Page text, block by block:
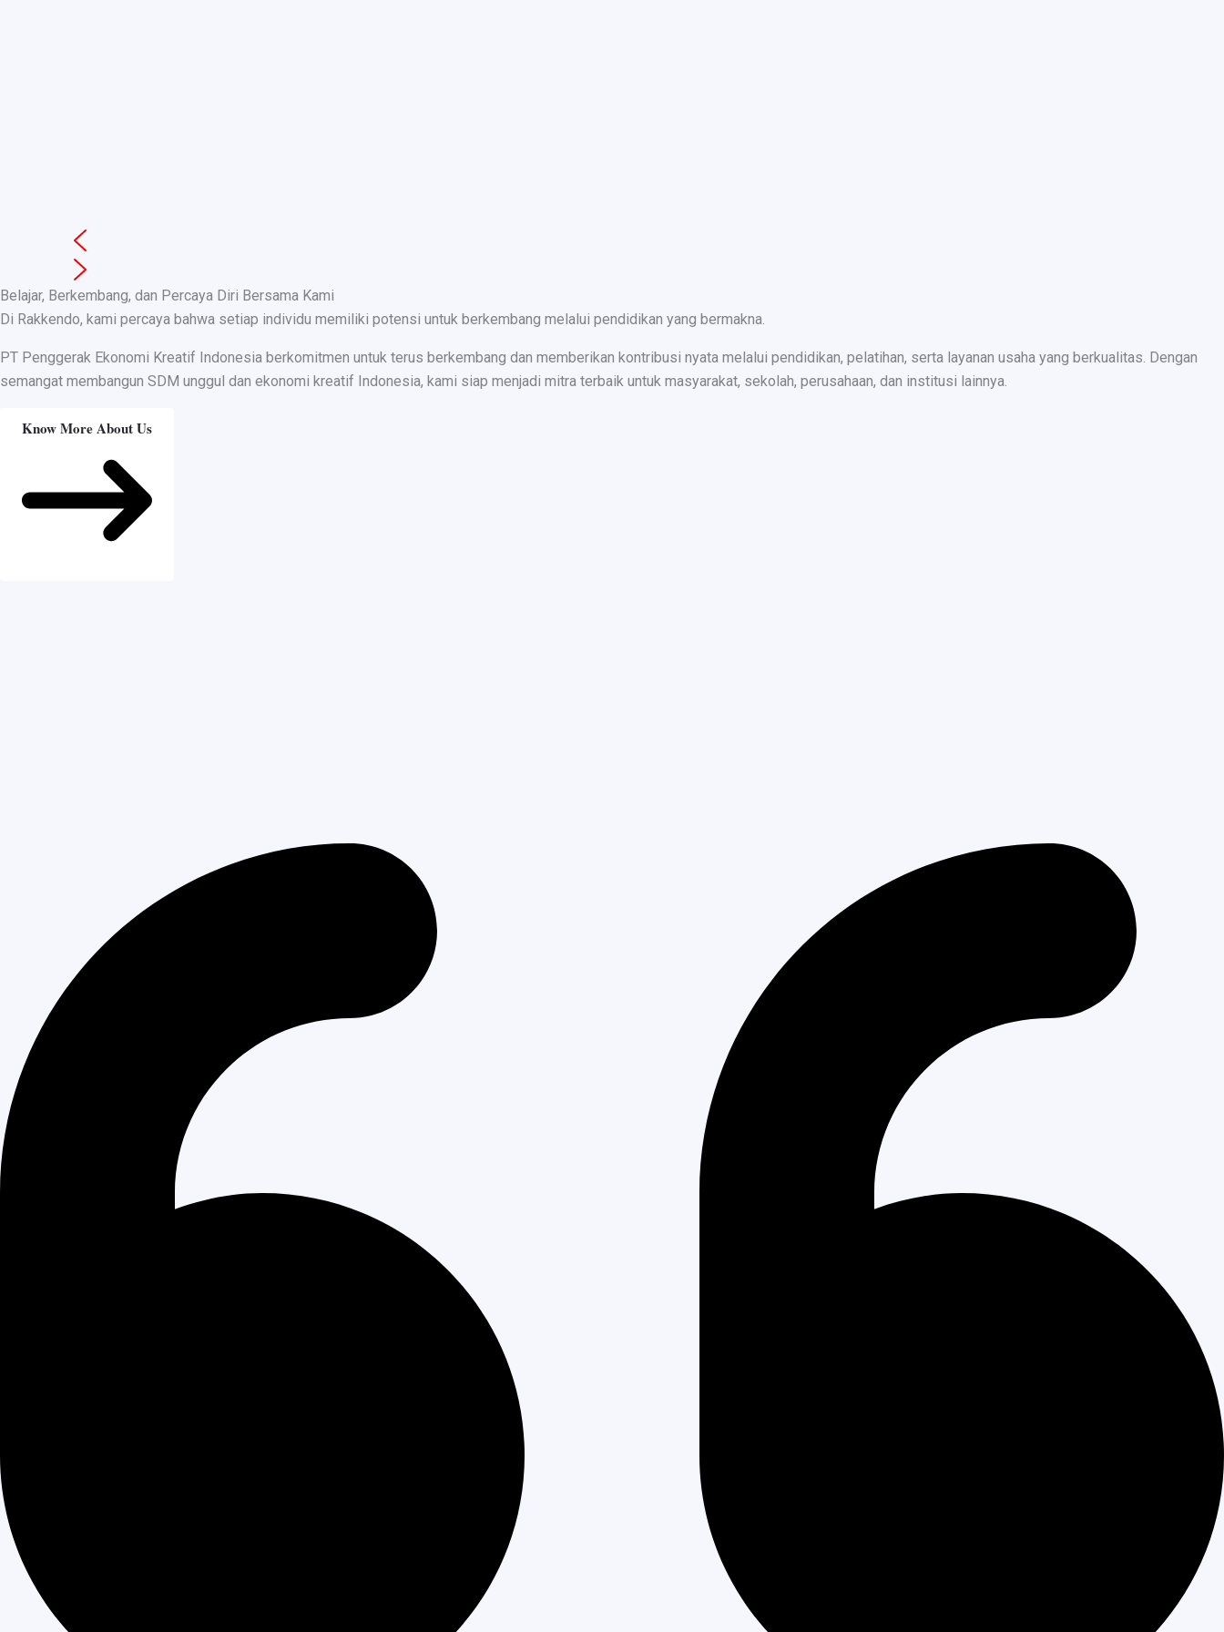
Belajar, Berkembang, dan Percaya Diri Bersama Kami
Di Rakkendo, kami percaya bahwa setiap individu memiliki potensi untuk berkembang melalui pendidikan yang bermakna.
PT Penggerak Ekonomi Kreatif Indonesia berkomitmen untuk terus berkembang dan memberikan kontribusi nyata melalui pendidikan, pelatihan, serta layanan usaha yang berkualitas. Dengan
semangat membangun SDM unggul dan ekonomi kreatif Indonesia, kami siap menjadi mitra terbaik untuk masyarakat, sekolah, perusahaan, dan institusi lainnya.
Know More About Us